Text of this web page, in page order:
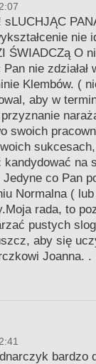
sLUCHJĄC
nie
ŚWIADCZą O
nie zdziałał
Klembów. (
aby w
swoich
na
co Pan
Normalna (
rada, to
pustych
aby się
Joanna. .
bardzo